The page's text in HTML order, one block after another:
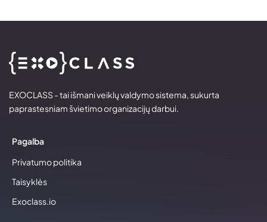
EXOCLASS - tai išmani veiklų valdymo sistema, sukurta
paprastesniam švietimo organizacijų darbui.
Pagalba
Privatumo politika
Taisyklės
Exoclass.io